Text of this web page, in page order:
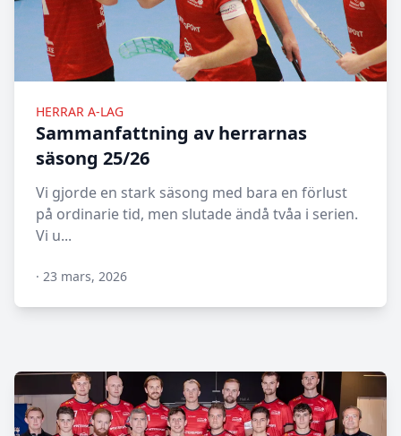
HERRAR A-LAG
Sammanfattning av herrarnas
säsong 25/26
Vi gjorde en stark säsong med bara en förlust
på ordinarie tid, men slutade ändå tvåa i serien.
Vi u...
N/A
· 23 mars, 2026